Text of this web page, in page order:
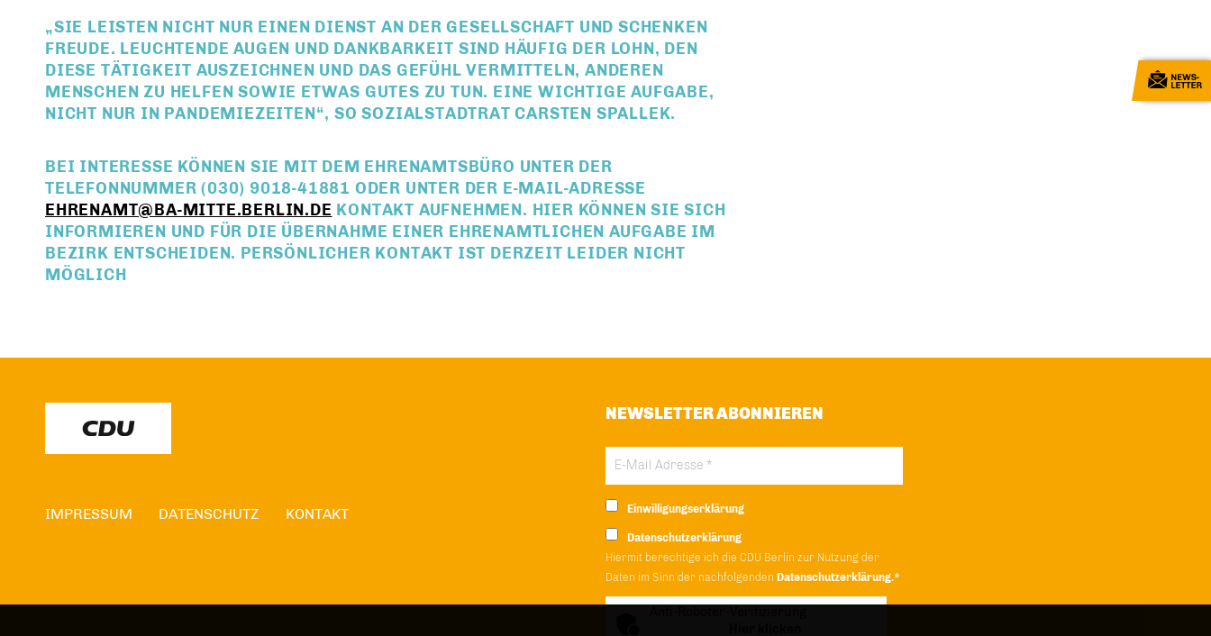
SIE LEISTEN NICHT NUR EINEN DIENST AN DER GESELLSCHAFT UND SCHENKEN
FREUDE. LEUCHTENDE AUGEN UND DANKBARKEIT SIND HÄUFIG DER LOHN, DEN
DIESE TÄTIGKEIT AUSZEICHNEN UND DAS GEFÜHL VERMITTELN, ANDEREN
MENSCHEN ZU HELFEN SOWIE ETWAS GUTES ZU TUN. EINE WICHTIGE AUFGABE,
NICHT NUR IN PANDEMIEZEITEN“, SO SOZIALSTADTRAT CARSTEN SPALLEK.
BEI INTERESSE KÖNNEN SIE MIT DEM EHRENAMTSBÜRO UNTER DER
TELEFONNUMMER (030) 9018-41881 ODER UNTER DER E-MAIL-ADRESSE
EHRENAMT@BA-MITTE.BERLIN.DE KONTAKT AUFNEHMEN. HIER KÖNNEN SIE SICH
INFORMIEREN UND FÜR DIE ÜBERNAHME EINER EHRENAMTLICHEN AUFGABE IM
BEZIRK ENTSCHEIDEN. PERSÖNLICHER KONTAKT IST DERZEIT LEIDER NICHT
MÖGLICH
IMPRESSUM DATENSCHUTZ KONTAKT
NEWSLETTER ABONNIEREN
Einwilligungserklärung
Datenschutzerklärung
Hiermit berechtige ich die CDU Berlin zur Nutzung der
Daten im Sinn der nachfolgenden Datenschutzerklärung.*